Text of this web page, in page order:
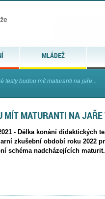
MLÁDEŽ
testy budou mít maturanti na jaře...
MÍT MATURANTI NA
- Délka konání didaktických
zkušební období roku 2022
schéma nadcházejících maturit.